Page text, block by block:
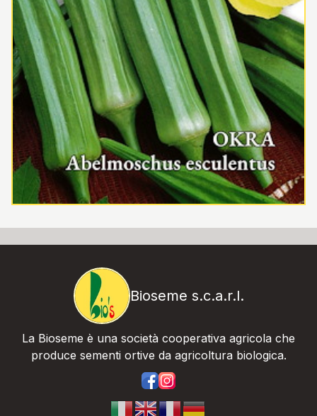
Bioseme s.c.a.r.l.
La Bioseme è una società cooperativa agricola che
produce sementi ortive da agricoltura biologica.